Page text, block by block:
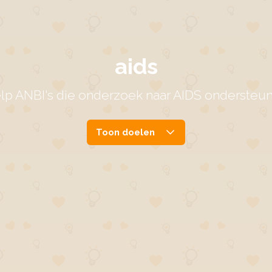
aids
ANBI's die onderzoek naar AIDS
Toon doelen